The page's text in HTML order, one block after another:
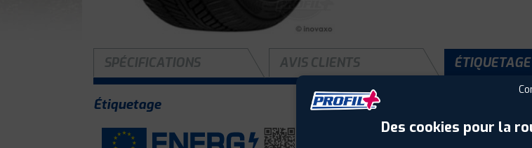
SPÉCIFICATIONS AVIS CLIENTS ÉTIQUETAGE
Étiquetage
Hiver
Des cookies pour la